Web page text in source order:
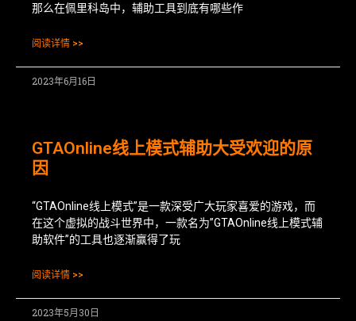
那么在佩里科岛中，辅助工具到底有哪些作
阅读详情 >>
2023年6月16日
GTAOnline线上模式辅助大受欢迎的原
因
“GTAOnline线上模式”是一款深受广大玩家喜爱的游戏，而
在这个虚拟的战斗世界中，一款名为”GTAOnline线上模式辅
助软件”的工具也逐渐赢得了玩
阅读详情 >>
2023年5月30日